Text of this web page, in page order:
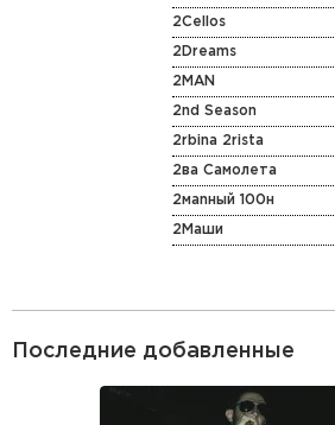
2Cellos
2Dreams
2MAN
2nd Season
2rbina 2rista
2ва Самолета
2маnный 100н
2Маши
Последние добавленные